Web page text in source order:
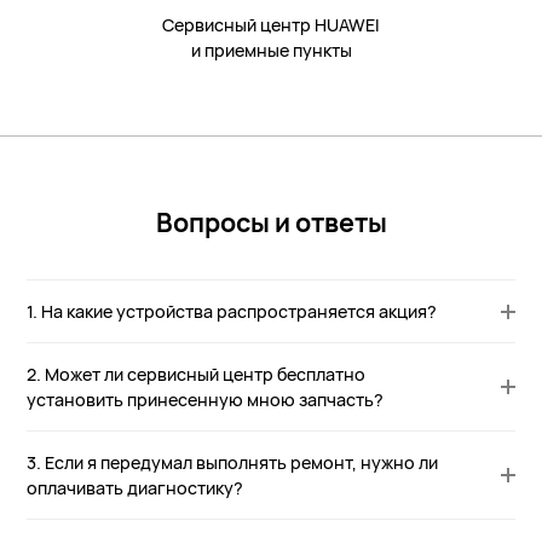
Сервисный центр HUAWEI
и приемные пункты
Вопросы и ответы
1. На какие устройства распространяется акция?
2. Может ли сервисный центр бесплатно
установить принесенную мною запчасть?
3. Если я передумал выполнять ремонт, нужно ли
оплачивать диагностику?